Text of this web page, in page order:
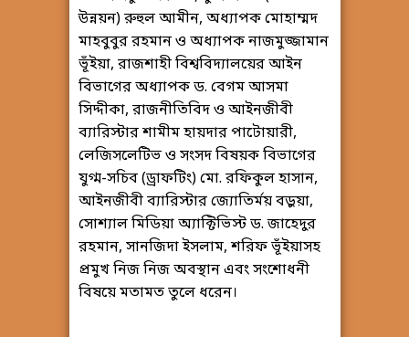
উন্নয়ন) রুহুল আমীন, অধ্যাপক মোহাম্মদ
মাহবুবুর রহমান ও অধ্যাপক নাজমুজ্জামান
ভূঁইয়া, রাজশাহী বিশ্ববিদ্যালয়ের আইন
বিভাগের অধ্যাপক ড. বেগম আসমা
সিদ্দীকা, রাজনীতিবিদ ও আইনজীবী
ব্যারিস্টার শামীম হায়দার পাটোয়ারী,
লেজিসলেটিভ ও সংসদ বিষয়ক বিভাগের
যুগ্ম-সচিব (ড্রাফটিং) মো. রফিকুল হাসান,
আইনজীবী ব্যারিস্টার জ্যোতির্ময় বড়ুয়া,
সোশ্যাল মিডিয়া অ্যাক্টিভিস্ট ড. জাহেদুর
রহমান, সানজিদা ইসলাম, শরিফ ভূঁইয়াসহ
প্রমুখ নিজ নিজ অবস্থান এবং সংশোধনী
বিষয়ে মতামত তুলে ধরেন।